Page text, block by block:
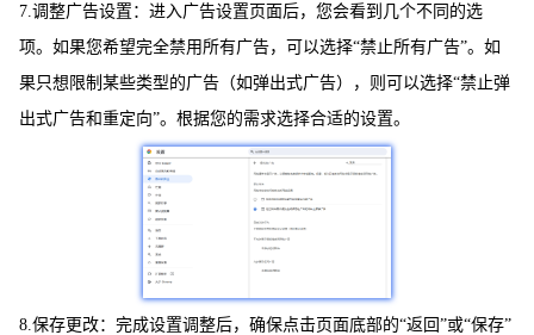
7.调整广告设置：进入广告设置页面后，您会看到几个不同的选
项。如果您希望完全禁用所有广告，可以选择“禁止所有广告”。如
果只想限制某些类型的广告（如弹出式广告），则可以选择“禁止弹
出式广告和重定向”。根据您的需求选择合适的设置。
8.保存更改：完成设置调整后，确保点击页面底部的“返回”或“保存”